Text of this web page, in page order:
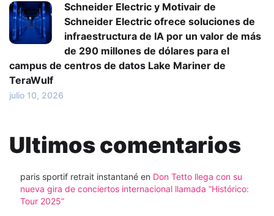
Schneider Electric y Motivair de
Schneider Electric ofrece soluciones de
infraestructura de IA por un valor de más
de 290 millones de dólares para el
campus de centros de datos Lake Mariner de
TeraWulf
julio 10, 2026
Ultimos comentarios
paris sportif retrait instantané en Don Tetto llega con su
nueva gira de conciertos internacional llamada “Histórico:
Tour 2025”